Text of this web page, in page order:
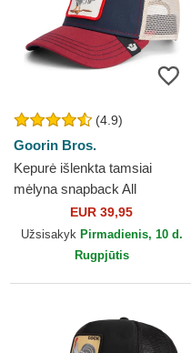
(4.9)
Goorin Bros.
Kepurė išlenkta tamsiai
mėlyna snapback All
American Rooster The Farm
Goorin Bros.
EUR 39,95
Užsisakyk Pirmadienis, 10 d.
Rugpjūtis